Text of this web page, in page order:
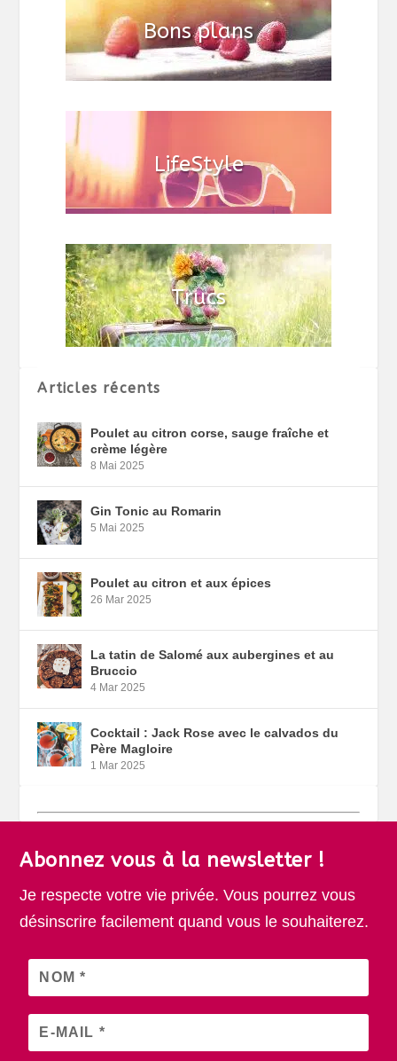
Articles récents
Poulet au citron corse, sauge fraîche et
crème légère
8 Mai 2025
Gin Tonic au Romarin
5 Mai 2025
Poulet au citron et aux épices
26 Mar 2025
La tatin de Salomé aux aubergines et au
Bruccio
4 Mar 2025
Cocktail : Jack Rose avec le calvados du
Père Magloire
1 Mar 2025
Abonnez vous à la newsletter !
Je respecte votre vie privée. Vous pourrez vous
désinscrire facilement quand vous le souhaiterez.